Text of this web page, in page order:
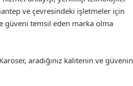
ve çevresindeki işletmeler için
güveni temsil eden marka olma
aradığınız kalitenin ve güvenin